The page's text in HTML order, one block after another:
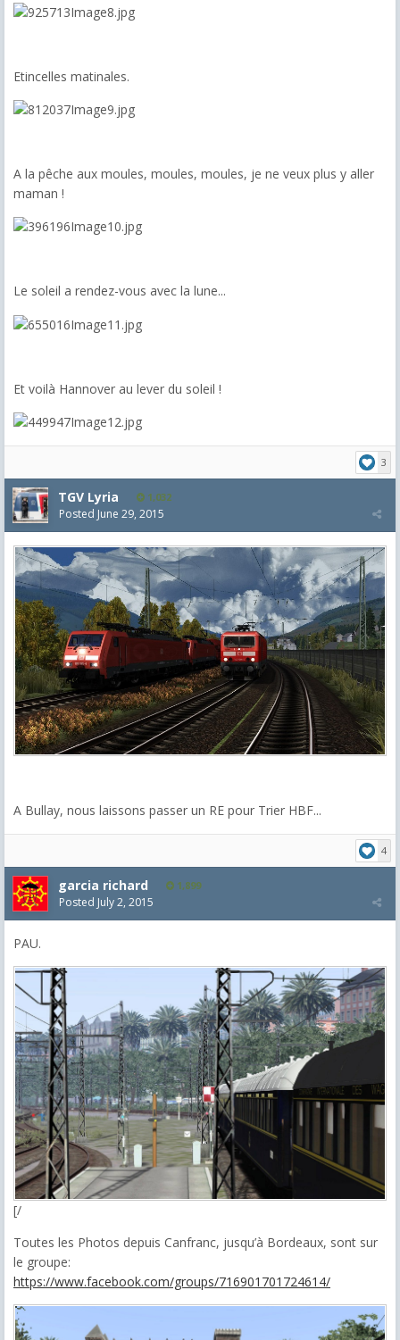
Etincelles matinales.
A la pêche aux moules, moules, moules, je ne veux plus y aller
maman !
Le soleil a rendez-vous avec la lune...
Et voilà Hannover au lever du soleil !
3
TGV Lyria 1,032
Posted June 29, 2015
A Bullay, nous laissons passer un RE pour Trier HBF...
4
garcia richard 1,899
Posted July 2, 2015
PAU.
[/
Toutes les Photos depuis Canfranc, jusqu’à Bordeaux, sont sur
le groupe:
https://www.facebook.com/groups/716901701724614/